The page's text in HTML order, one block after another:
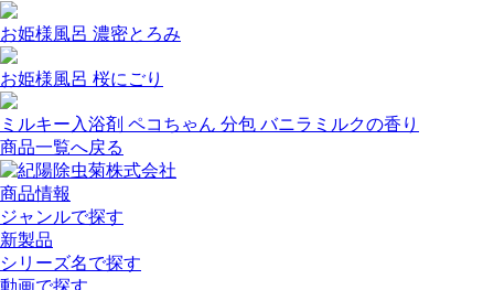
お姫様風呂 濃密とろみ
お姫様風呂 桜にごり
ミルキー入浴剤 ペコちゃん 分包 バニラミルクの香り
商品一覧へ戻る
商品情報
ジャンルで探す
新製品
シリーズ名で探す